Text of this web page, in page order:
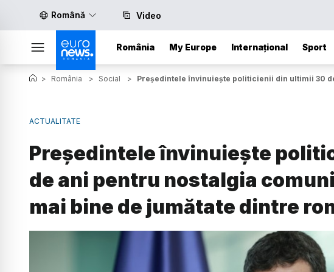
Română Video
România My Europe Internațional Sport
> România > Social > Președintele învinuiește politicienii din ultimii 30
ACTUALITATE
Președintele învinuiește
de ani pentru nostalgia
mai bine de jumătate dintre